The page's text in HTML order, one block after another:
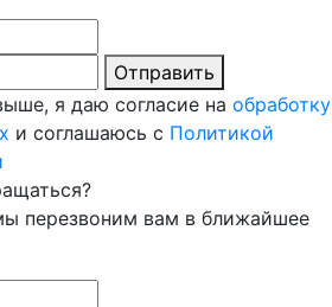
Отправить
я даю согласие на обработку
и соглашаюсь с Политикой
перезвоним вам в ближайшее